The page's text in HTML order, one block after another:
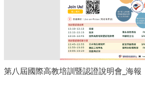
第八屆國際高教培訓暨認證說明會_海報